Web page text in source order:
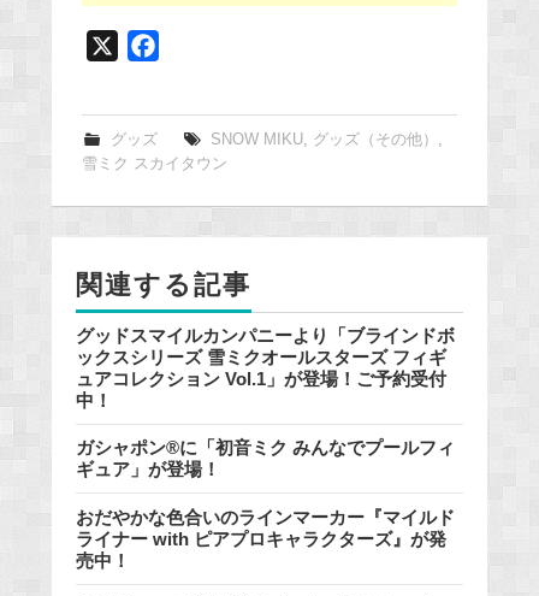
b
o
o
グッズ SNOW MIKU, グッズ（その他）
雪ミク スカイタウン
関連する記事
グッドスマイルカンパニーより「ブラインドボ
ックスシリーズ 雪ミクオールスターズ フィギ
ュアコレクション Vol.1」が登場！ご予約受付
中！
ガシャポン®に「初音ミク みんなでプールフィ
ギュア」が登場！
おだやかな色合いのラインマーカー『マイルド
ライナー with ピアプロキャラクターズ』が発
売中！